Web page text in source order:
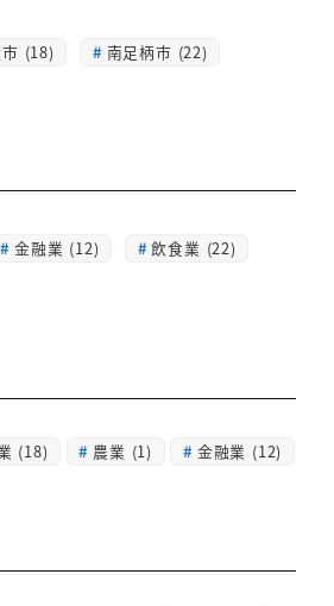
(18)
南足柄市 (22)
金融業 (12)
飲食業 (22)
(18) 農業 (1) 金融業 (12)